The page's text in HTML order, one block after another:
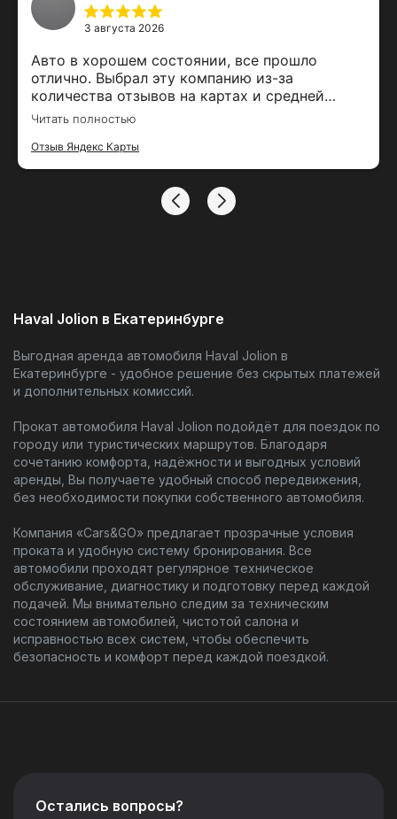
3 августа 2026
Авто в хорошем состоянии, все прошло
отлично. Выбрал эту компанию из-за
количества отзывов на картах и средней
оценки. Залог вернули вовремя, спасибо за
Читать полностью
Отзыв Яндекс Карты
Haval Jolion в Екатеринбурге
Выгодная аренда автомобиля Haval Jolion в
Екатеринбурге - удобное решение без скрытых платежей
и дополнительных комиссий.
Прокат автомобиля Haval Jolion подойдёт для поездок по
городу или туристических маршрутов. Благодаря
сочетанию комфорта, надёжности и выгодных условий
аренды, Вы получаете удобный способ передвижения,
без необходимости покупки собственного автомобиля.
Компания «Cars&GO» предлагает прозрачные условия
проката и удобную систему бронирования. Все
автомобили проходят регулярное техническое
обслуживание, диагностику и подготовку перед каждой
подачей. Мы внимательно следим за техническим
состоянием автомобилей, чистотой салона и
исправностью всех систем, чтобы обеспечить
безопасность и комфорт перед каждой поездкой.
Остались вопросы?